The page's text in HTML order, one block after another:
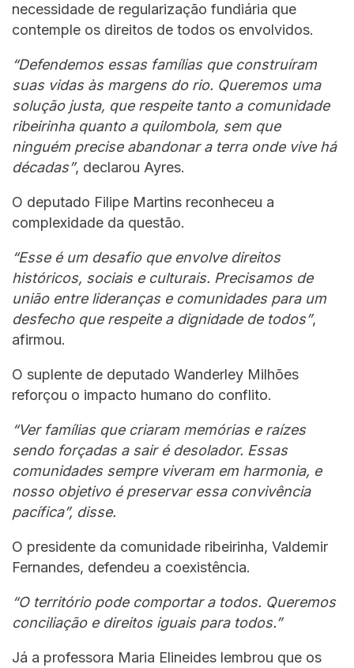
necessidade de regularização fundiária que
contemple os direitos de todos os envolvidos.
“Defendemos essas famílias que construíram
suas vidas às margens do rio. Queremos uma
solução justa, que respeite tanto a comunidade
ribeirinha quanto a quilombola, sem que
ninguém precise abandonar a terra onde vive há
décadas”, declarou Ayres.
O deputado Filipe Martins reconheceu a
complexidade da questão.
“Esse é um desafio que envolve direitos
históricos, sociais e culturais. Precisamos de
união entre lideranças e comunidades para um
desfecho que respeite a dignidade de todos”,
afirmou.
O suplente de deputado Wanderley Milhões
reforçou o impacto humano do conflito.
“Ver famílias que criaram memórias e raízes
sendo forçadas a sair é desolador. Essas
comunidades sempre viveram em harmonia, e
nosso objetivo é preservar essa convivência
pacífica”, disse.
O presidente da comunidade ribeirinha, Valdemir
Fernandes, defendeu a coexistência.
“O território pode comportar a todos. Queremos
conciliação e direitos iguais para todos.”
Já a professora Maria Elineides lembrou que os